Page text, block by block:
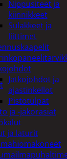
Nippusiteet ja
kiinnikkeet
Sulakkeet ja
liittimet
Jatkojohdot ja
ajastinkellot
Pistotulpat
ja -jakorasiat
ja laturit